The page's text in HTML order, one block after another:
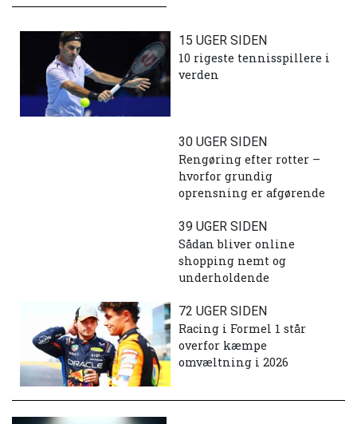
15 UGER SIDEN
10 rigeste tennisspillere i
verden
30 UGER SIDEN
Rengøring efter rotter –
hvorfor grundig
oprensning er afgørende
39 UGER SIDEN
Sådan bliver online
shopping nemt og
underholdende
72 UGER SIDEN
Racing i Formel 1 står
overfor kæmpe
omvæltning i 2026